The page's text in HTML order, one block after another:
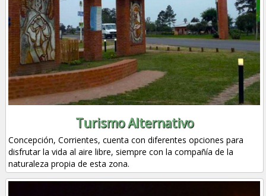
Turismo Alternativo
Concepción, Corrientes, cuenta con diferentes opciones para
disfrutar la vida al aire libre, siempre con la compañía de la
naturaleza propia de esta zona.